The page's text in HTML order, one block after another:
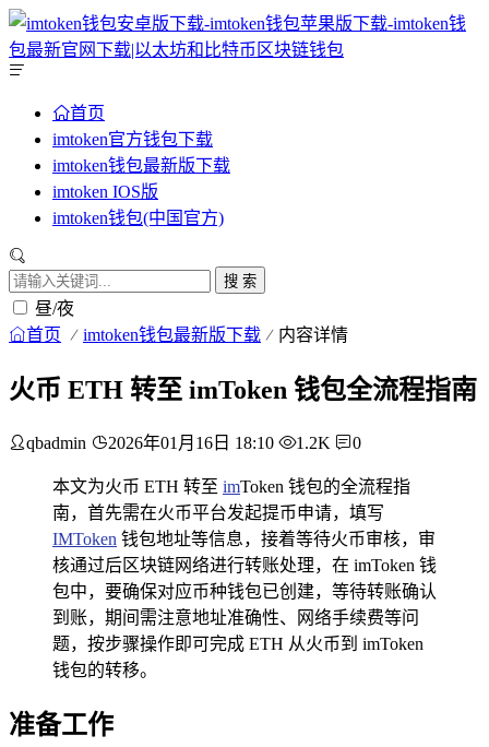
首页
imtoken官方钱包下载
imtoken钱包最新版下载
imtoken IOS版
imtoken钱包(中国官方)
搜 索
昼/夜
首页 imtoken钱包最新版下载 内容详情
火币 ETH 转至 imToken 钱包全流程指南
qbadmin 2026年01月16日 18:10 1.2K 0
本文为火币 ETH 转至 imToken 钱包的全流程指
南，首先需在火币平台发起提币申请，填写
IMToken 钱包地址等信息，接着等待火币审核，审
核通过后区块链网络进行转账处理，在 imToken 钱
包中，要确保对应币种钱包已创建，等待转账确认
到账，期间需注意地址准确性、网络手续费等问
题，按步骤操作即可完成 ETH 从火币到 imToken
钱包的转移。
准备工作